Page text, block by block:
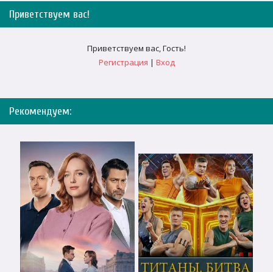
Приветствуем вас!
Приветствуем вас,Гость!
Регистрация | Вход
Рекомендуем: